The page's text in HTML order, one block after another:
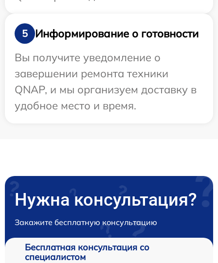
5
Информирование о готовности
Вы получите уведомление о
завершении ремонта техники
QNAP, и мы организуем доставку в
удобное место и время.
Нужна консультация?
Закажите бесплатную консультацию
Бесплатная консультация со
специалистом